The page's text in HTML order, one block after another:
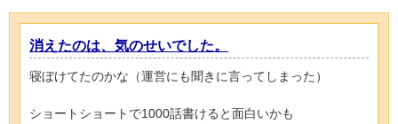
消えたのは、気のせいでした。
寝ぼけてたのかな（運営にも聞きに言ってしまった）
ショートショートで1000話書けると面白いかも